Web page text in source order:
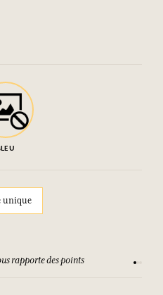
unique
rapporte des points